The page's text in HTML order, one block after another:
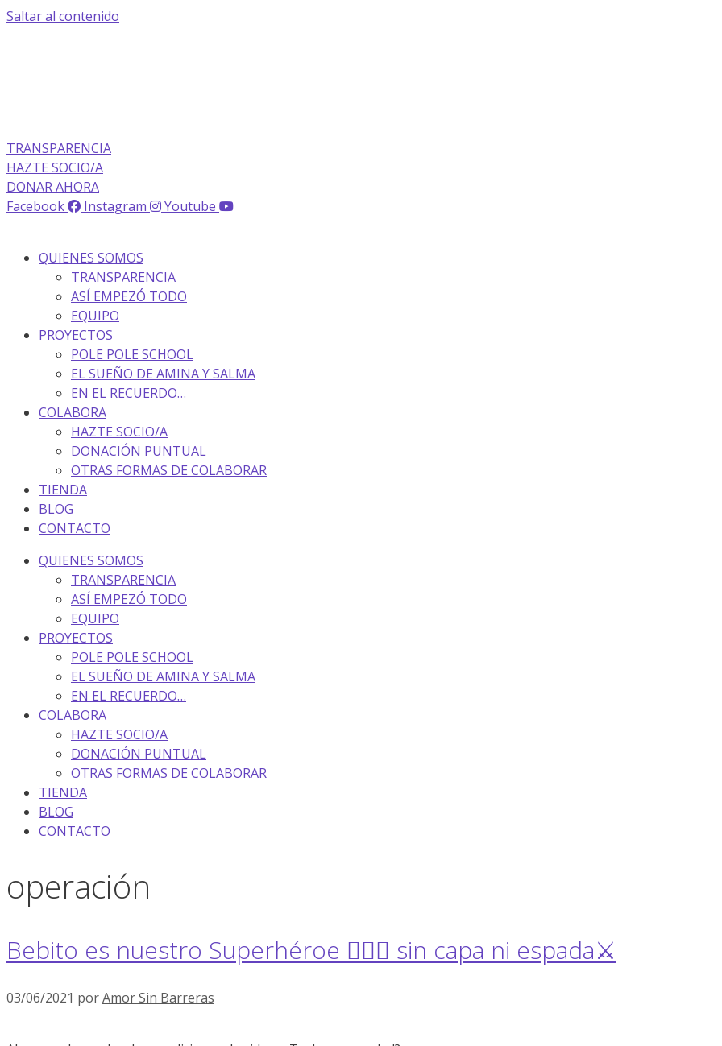
Saltar al contenido
TRANSPARENCIA
HAZTE SOCIO/A
DONAR AHORA
Facebook
Instagram Youtube
QUIENES SOMOS
TRANSPARENCIA
ASÍ EMPEZÓ TODO
EQUIPO
PROYECTOS
POLE POLE SCHOOL
EL SUEÑO DE AMINA Y SALMA
EN EL RECUERDO…
COLABORA
HAZTE SOCIO/A
DONACIÓN PUNTUAL
OTRAS FORMAS DE COLABORAR
TIENDA
BLOG
CONTACTO
QUIENES SOMOS
TRANSPARENCIA
ASÍ EMPEZÓ TODO
EQUIPO
PROYECTOS
POLE POLE SCHOOL
EL SUEÑO DE AMINA Y SALMA
EN EL RECUERDO…
COLABORA
HAZTE SOCIO/A
DONACIÓN PUNTUAL
OTRAS FORMAS DE COLABORAR
TIENDA
BLOG
CONTACTO
operación
Bebito es nuestro Superhéroe 🦸🏽‍♂️ sin capa ni espada⚔️
03/06/2021 porAmor Sin Barreras